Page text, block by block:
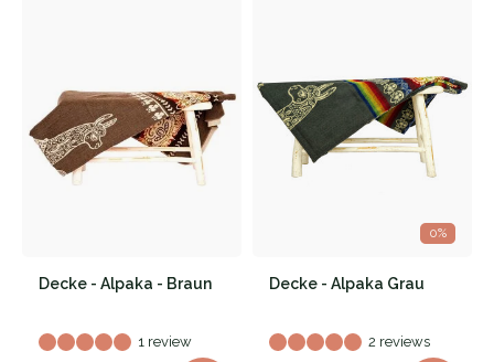
Decke - Alpaka - Braun
1 review
0%
Decke - Alpaka Grau
2 reviews